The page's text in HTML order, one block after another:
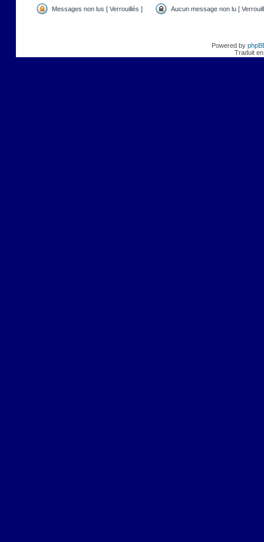
Messages non lus [ Verrouillés ] Aucun message non lu [
Powered by
Traduit